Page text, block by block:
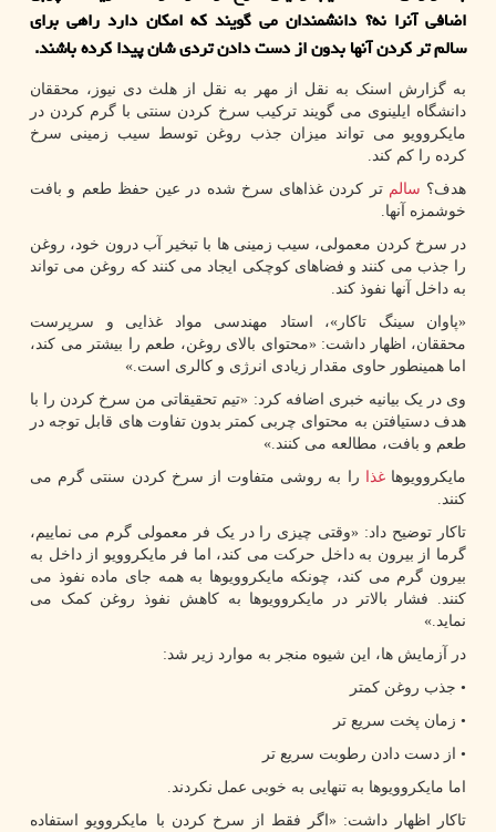
اضافی آنرا نه؟ دانشمندان می گویند که امکان دارد راهی برای
سالم تر کردن آنها بدون از دست دادن تردی شان پیدا کرده باشند.
به گزارش اسنک به نقل از مهر به نقل از هلث دی نیوز، محققان
دانشگاه ایلینوی می گویند ترکیب سرخ کردن سنتی با گرم کردن در
مایکروویو می تواند میزان جذب روغن توسط سیب زمینی سرخ
کرده را کم کند.
هدف؟ سالم تر کردن غذاهای سرخ شده در عین حفظ طعم و بافت
خوشمزه آنها.
در سرخ کردن معمولی، سیب زمینی ها با تبخیر آب درون خود، روغن
را جذب می کنند و فضاهای کوچکی ایجاد می کنند که روغن می تواند
به داخل آنها نفوذ کند.
«پاوان سینگ تاکار»، استاد مهندسی مواد غذایی و سرپرست
محققان، اظهار داشت: «محتوای بالای روغن، طعم را بیشتر می کند،
اما همینطور حاوی مقدار زیادی انرژی و کالری است.»
وی در یک بیانیه خبری اضافه کرد: «تیم تحقیقاتی من سرخ کردن را با
هدف دستیافتن به محتوای چربی کمتر بدون تفاوت های قابل توجه در
طعم و بافت، مطالعه می کنند.»
مایکروویوهاغذا را به روشی متفاوت از سرخ کردن سنتی گرم می
کنند.
تاکار توضیح داد: «وقتی چیزی را در یک فر معمولی گرم می نماییم،
گرما از بیرون به داخل حرکت می کند، اما فر مایکروویو از داخل به
بیرون گرم می کند، چونکه مایکروویوها به همه جای ماده نفوذ می
کنند. فشار بالاتر در مایکروویوها به کاهش نفوذ روغن کمک می
نماید.»
در آزمایش ها، این شیوه منجر به موارد زیر شد:
• جذب روغن کمتر
• زمان پخت سریع تر
• از دست دادن رطوبت سریع تر
اما مایکروویوها به تنهایی به خوبی عمل نکردند.
تاکار اظهار داشت: «اگر فقط از سرخ کردن با مایکروویو استفاده